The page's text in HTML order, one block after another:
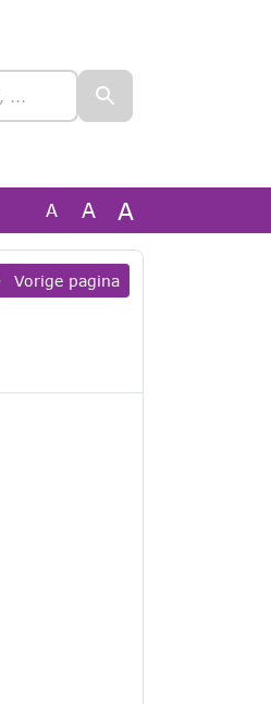
A A A
Vorige pagina